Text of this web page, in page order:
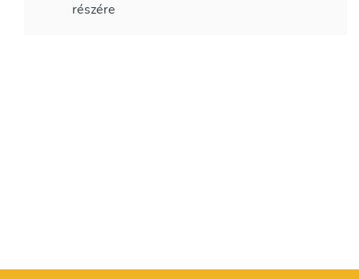
részére